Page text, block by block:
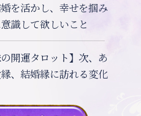
を活かし、幸せを掴み
識して欲しいこと
の開運タロット】次、あ
、結婚縁に訪れる変化